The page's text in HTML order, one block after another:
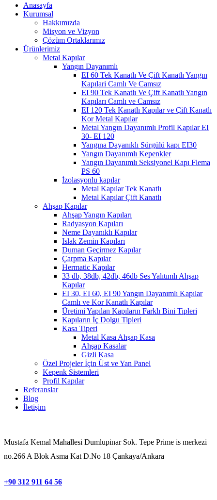
Anasayfa
Kurumsal
Hakkımızda
Misyon ve Vizyon
Çözüm Ortaklarımız
Ürünlerimiz
Metal Kapılar
Yangın Dayanımlı
EI 60 Tek Kanatlı Ve Çift Kanatlı Yangın
Kapılari Camlı Ve Camsız
EI 90 Tek Kanatlı Ve Çift Kanatlı Yangın
Kapıları Camlı ve Camsız
EI 120 Tek Kanatlı Kapılar ve Çift Kanatlı
Kor Metal Kapılar
Metal Yangın Dayanımlı Profil Kapılar EI
30- EI 120
Yangına Dayanıklı Sürgülü kapı EI30
Yangın Dayanımlı Kepenkler
Yangın Dayanımlı Seksiyonel Kapı Flema
PS 60
İzolasyonlu kapılar
Metal Kapılar Tek Kanatlı
Metal Kapılar Çift Kanatlı
Ahşap Kapılar
Ahşap Yangın Kapıları
Radyasyon Kapıları
Neme Dayanıklı Kapılar
Islak Zemin Kapıları
Duman Geçirmez Kapılar
Çarpma Kapılar
Hermatic Kapılar
33 db, 38db, 42db, 46db Ses Yalıtımlı Ahşap
Kapılar
EI 30, EI 60, EI 90 Yangın Dayanımlı Kapılar
Camlı ve Kor Kanatlı Kapılar
Üretimi Yapılan Kapıların Farklı Bini Tipleri
Kapıların İç Dolgu Tipleri
Kasa Tiperi
Metal Kasa Ahşap Kasa
Ahşap Kasalar
Gizli Kasa
Özel Projeler İçin Üst ve Yan Panel
Kepenk Sistemleri
Profil Kapılar
Referanslar
Blog
İletişim
Mustafa Kemal Mahallesi Dumlupinar Sok. Tepe Prime is merkezi
no.266 A Blok Asma Kat D.No 18 Çankaya/Ankara
+90 312 911 64 56